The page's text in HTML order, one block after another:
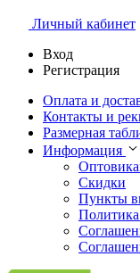
Личный кабинет
Вход
Регистрация
Оплата и
Контакты и
Размерная
Информация
Скидки
Пункты